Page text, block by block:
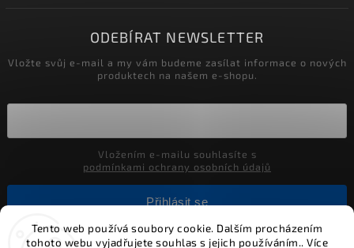
Tento web používá soubory cookie. Dalším procházením
tohoto webu vyjadřujete souhlas s jejich používáním.. Více
ODEBÍRAT NEWSLETTER
Vložte svůj e-mail a my vám budeme zasílat informace o nových
produktech na našem e-shopu.
podmínkami ochrany osobních údajů
Přihlásit se